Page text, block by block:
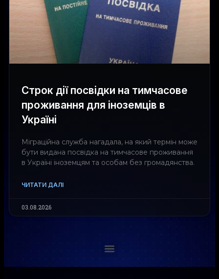
Строк дії посвідки на тимчасове
проживання для іноземців в
Україні
Міграційна служба нагадала, на який термін може
бути видана посвідка на тимчасове проживання
в Україні іноземцям та особам без громадянства.
ЧИТАТИ ДАЛІ
03.08.2026